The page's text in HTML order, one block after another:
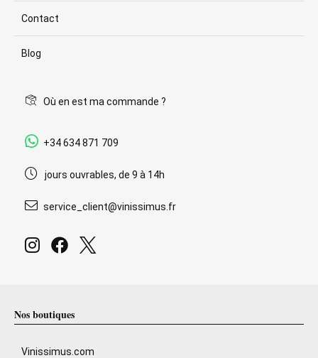
Contact
Blog
Où en est ma commande ?
+34 634 871 709
jours ouvrables, de 9 à 14h
service_client@vinissimus.fr
Nos boutiques
Vinissimus.com